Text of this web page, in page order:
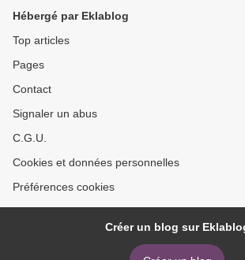
Hébergé par Eklablog
Top articles
Pages
Contact
Signaler un abus
C.G.U.
Cookies et données personnelles
Préférences cookies
Créer un blog sur